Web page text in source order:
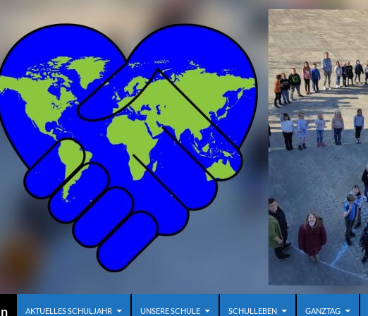
AKTUELLES SCHULJAHR UNSERE SCHULE SCHULLEBEN GANZTAG